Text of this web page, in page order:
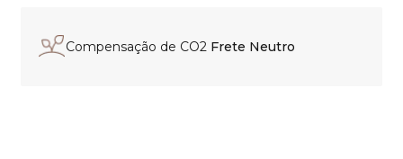
Compensação de CO2 Frete Neutro